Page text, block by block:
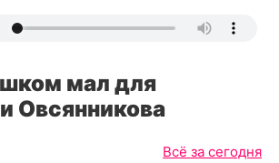
мал для
Овсянникова
Всё за сегодня